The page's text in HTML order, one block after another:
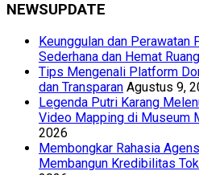
NEWSUPDATE
Keunggulan dan Perawatan
Sederhana dan Hemat Ruang
Tips Mengenali Platform
dan Transparan Agustus 9,
Legenda Putri Karang
Video Mapping di Museum
2026
Membongkar Rahasia
Membangun Kredibilitas